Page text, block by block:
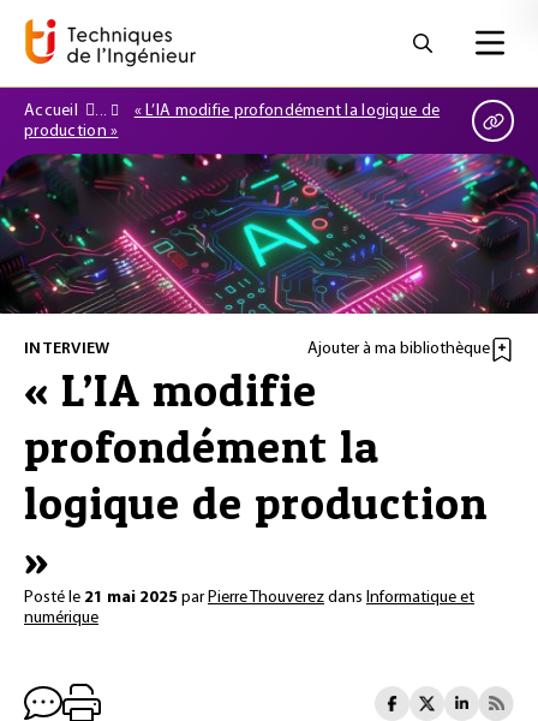
Accueil
« L’IA modifie profondément la logique de
production »
INTERVIEW Ajouter à ma bibliothèque
« L’IA modifie
profondément la
logique de production
»
Posté le 21 mai 2025 parPierre Thouverez dans Informatique et
numérique